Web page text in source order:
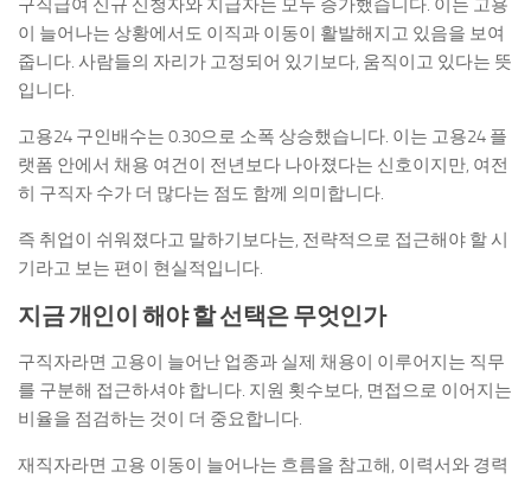
구직급여 신규 신청자와 지급자는 모두 증가했습니다. 이는 고용
이 늘어나는 상황에서도 이직과 이동이 활발해지고 있음을 보여
줍니다. 사람들의 자리가 고정되어 있기보다, 움직이고 있다는 뜻
입니다.
고용24 구인배수는 0.30으로 소폭 상승했습니다. 이는 고용24 플
랫폼 안에서 채용 여건이 전년보다 나아졌다는 신호이지만, 여전
히 구직자 수가 더 많다는 점도 함께 의미합니다.
즉 취업이 쉬워졌다고 말하기보다는, 전략적으로 접근해야 할 시
기라고 보는 편이 현실적입니다.
지금 개인이 해야 할 선택은 무엇인가
구직자라면 고용이 늘어난 업종과 실제 채용이 이루어지는 직무
를 구분해 접근하셔야 합니다. 지원 횟수보다, 면접으로 이어지는
비율을 점검하는 것이 더 중요합니다.
재직자라면 고용 이동이 늘어나는 흐름을 참고해, 이력서와 경력